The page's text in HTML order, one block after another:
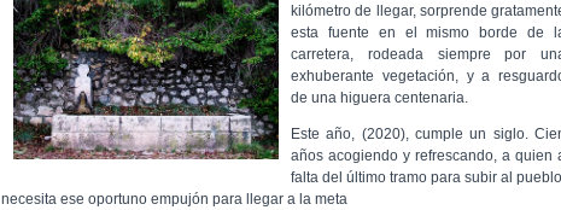
kilómetro de llegar, sorprende
esta fuente en el mismo borde de
carretera, rodeada siempre por
exhuberante vegetación, y a
de una higuera centenaria.
Este año, (2020), cumple un siglo.
años acogiendo y refrescando, a quien
falta del último tramo para subir al
necesita ese oportuno empujón para llegar a la meta